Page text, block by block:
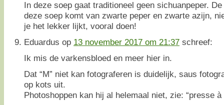
In deze soep gaat traditioneel geen sichuanpeper.
deze soep komt van zwarte peper en zwarte azijn,
je het lekker lijkt, vooral doen!
Eduardus op 13 november 2017 om 21:37 schreef:
Ik mis de varkensbloed en meer hier in.
Dat “M” niet kan fotograferen is duidelijk, saus
op kots uit.
Photoshoppen kan hij al helemaal niet, zie: “presse